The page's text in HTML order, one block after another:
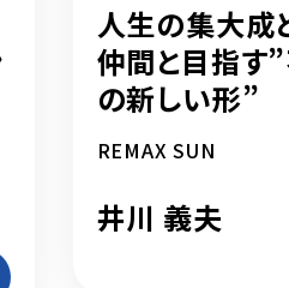
人生の集大成
仲間と目指す
の新しい形”
REMAX SUN
井川 義夫